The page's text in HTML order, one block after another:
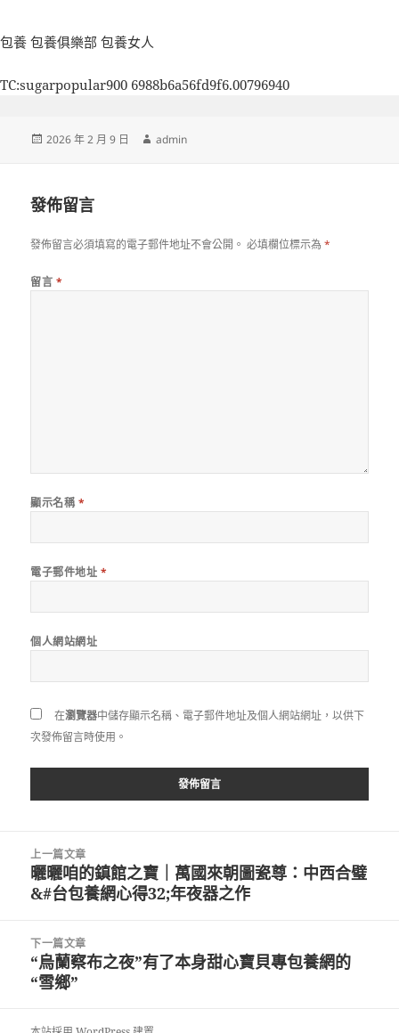
包養 包養俱樂部 包養女人
TC:sugarpopular900 6988b6a56fd9f6.00796940
發
2026 年 2 月 9 日
作
admin
發佈留言
發佈留言必須填寫的電子郵件地址不會公開。 必填欄位標示為*
留言 *
顯示名稱 *
電子郵件地址 *
個人網站網址
在瀏覽器中儲存顯示名稱、電子郵件地址及個人網站網址，以供下
次發佈留言時使用。
上一篇文章
上
一
文
章:
曬曬咱的鎮館之寶｜萬國來朝圖瓷尊：中西合璧
&#台包養網心得32;年夜器之作
下一篇文章
下
一
文
“烏蘭察布之夜”有了本身甜心寶貝專包養網的
“雪鄉”